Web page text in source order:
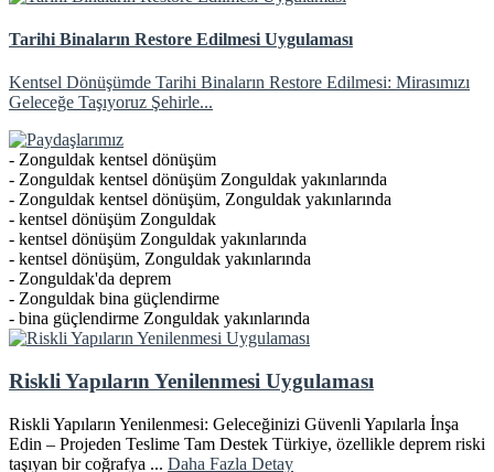
Tarihi Binaların Restore Edilmesi Uygulaması
Kentsel Dönüşümde Tarihi Binaların Restore Edilmesi: Mirasımızı
Geleceğe Taşıyoruz Şehirle...
- Zonguldak kentsel dönüşüm
- Zonguldak kentsel dönüşüm Zonguldak yakınlarında
- Zonguldak kentsel dönüşüm, Zonguldak yakınlarında
- kentsel dönüşüm Zonguldak
- kentsel dönüşüm Zonguldak yakınlarında
- kentsel dönüşüm, Zonguldak yakınlarında
- Zonguldak'da deprem
- Zonguldak bina güçlendirme
- bina güçlendirme Zonguldak yakınlarında
Riskli Yapıların Yenilenmesi Uygulaması
Riskli Yapıların Yenilenmesi: Geleceğinizi Güvenli Yapılarla İnşa
Edin – Projeden Teslime Tam Destek Türkiye, özellikle deprem riski
taşıyan bir coğrafya ... Daha Fazla Detay